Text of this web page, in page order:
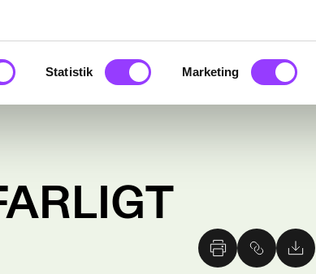
Statistik Marketing